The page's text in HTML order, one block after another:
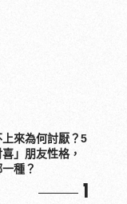
來為何討厭？5
」朋友性格，
種？
1